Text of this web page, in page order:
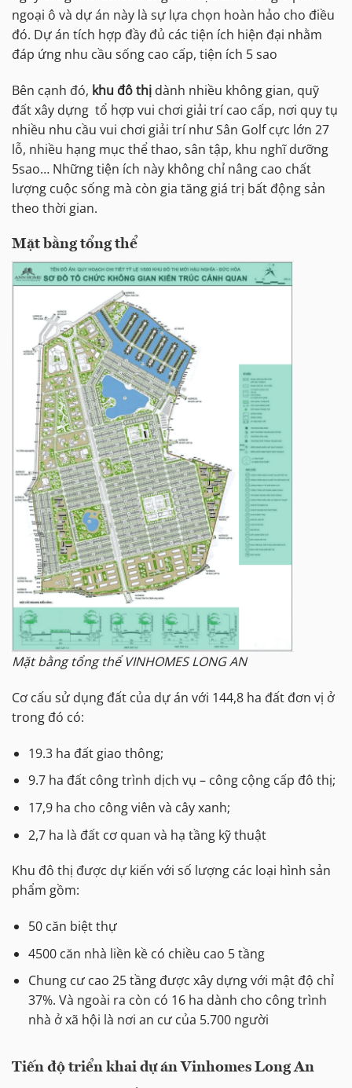
ngoại ô và dự án này là sự lựa chọn hoàn hảo cho điều
đó. Dự án tích hợp đầy đủ các tiện ích hiện đại nhằm
đáp ứng nhu cầu sống cao cấp, tiện ích 5 sao
Bên cạnh đó, khu đô thị dành nhiều không gian, quỹ
đất xây dựng tổ hợp vui chơi giải trí cao cấp, nơi quy tụ
nhiều nhu cầu vui chơi giải trí như Sân Golf cực lớn 27
lỗ, nhiều hạng mục thể thao, sân tập, khu nghĩ dưỡng
5sao… Những tiện ích này không chỉ nâng cao chất
lượng cuộc sống mà còn gia tăng giá trị bất động sản
theo thời gian.
Mặt bằng tổng thể
Mặt bằng tổng thể VINHOMES LONG AN
Cơ cấu sử dụng đất của dự án với 144,8 ha đất đơn vị ở
trong đó có:
19.3 ha đất giao thông;
9.7 ha đất công trình dịch vụ – công cộng cấp đô thị;
17,9 ha cho công viên và cây xanh;
2,7 ha là đất cơ quan và hạ tầng kỹ thuật
Khu đô thị được dự kiến với số lượng các loại hình sản
phẩm gồm:
50 căn biệt thự
4500 căn nhà liền kề có chiều cao 5 tầng
Chung cư cao 25 tầng được xây dựng với mật độ chỉ
37%. Và ngoài ra còn có 16 ha dành cho công trình
nhà ở xã hội là nơi an cư của 5.700 người
Tiến độ triển khai dự án Vinhomes Long An